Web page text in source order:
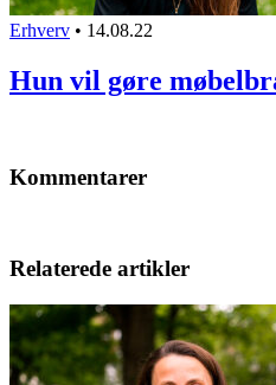
Erhverv • 14.08.22
Hun vil gøre
Kommentarer
Relaterede artikler